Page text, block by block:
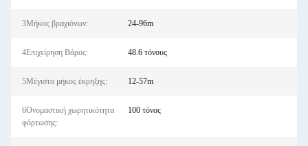
3Μήκος βραχιόνων: 24-96m
4Επιχείρηση Βάρος: 48.6 τόνους
5Μέγιστο μήκος έκρηξης: 12-57m
6Ονομαστική χωρητικότητα
φόρτωσης:
100 τόνος